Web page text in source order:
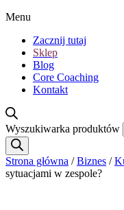
Menu
Zacznij tutaj
Sklep
Blog
Core Coaching
Kontakt
Wyszukiwarka produktów
Strona główna /Biznes /
sytuacjami w zespole?